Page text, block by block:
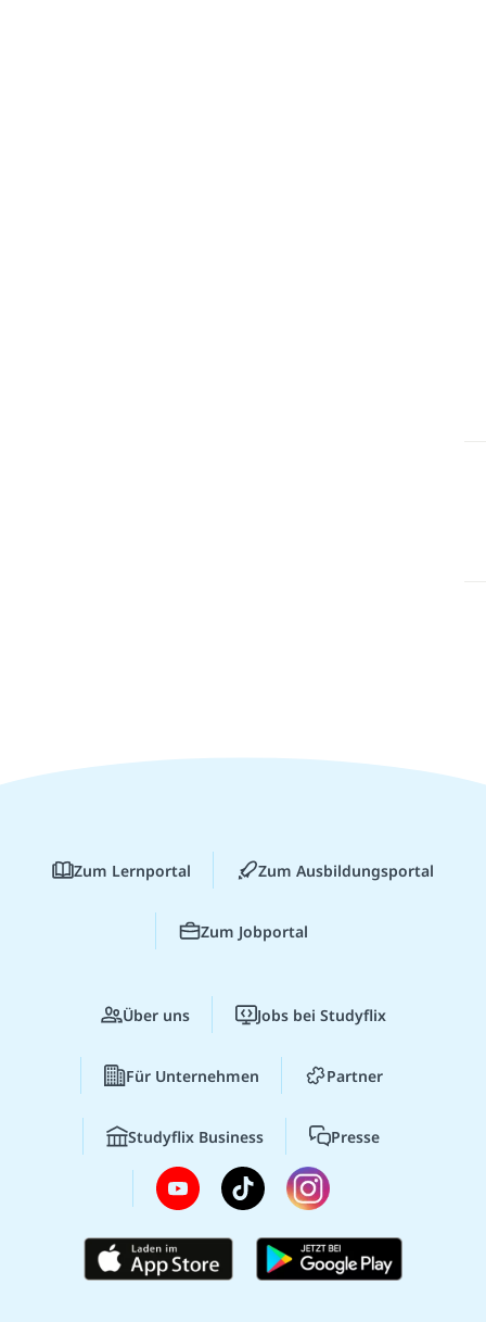
Zum Lernportal Zum Ausbildungsportal
Zum Jobportal
Über uns Jobs bei Studyflix
Für Unternehmen Partner
Studyflix Business Presse